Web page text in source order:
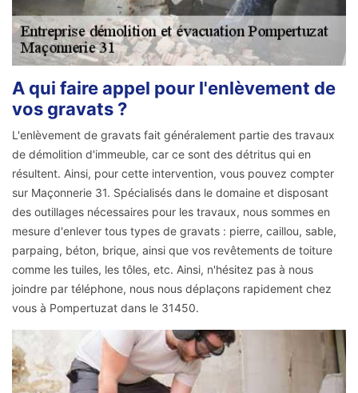
A qui faire appel pour l'enlèvement de
vos gravats ?
L'enlèvement de gravats fait généralement partie des travaux
de démolition d'immeuble, car ce sont des détritus qui en
résultent. Ainsi, pour cette intervention, vous pouvez compter
sur Maçonnerie 31. Spécialisés dans le domaine et disposant
des outillages nécessaires pour les travaux, nous sommes en
mesure d'enlever tous types de gravats : pierre, caillou, sable,
parpaing, béton, brique, ainsi que vos revêtements de toiture
comme les tuiles, les tôles, etc. Ainsi, n'hésitez pas à nous
joindre par téléphone, nous nous déplaçons rapidement chez
vous à Pompertuzat dans le 31450.